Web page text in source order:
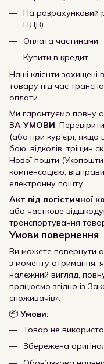
На розрахунковий
ПДВ)
Оплата частинами
Купити в кредит
Наші клієнти захищені
товару під час
оплати.
Ми гарантуємо повну
ЗА УМОВИ:
(або при кур'єрі, якщо
бою, відколів, тріщин
Нової пошти
компенсацією,
електронну пошту.
Акт від логістичної
або часткове
транспортування
Умови повернення
Ви можете повернути
з моменту отримання,
належний вигляд,
працюємо згідно із
споживачів».
📦 Умови:
Товар не
Збережена